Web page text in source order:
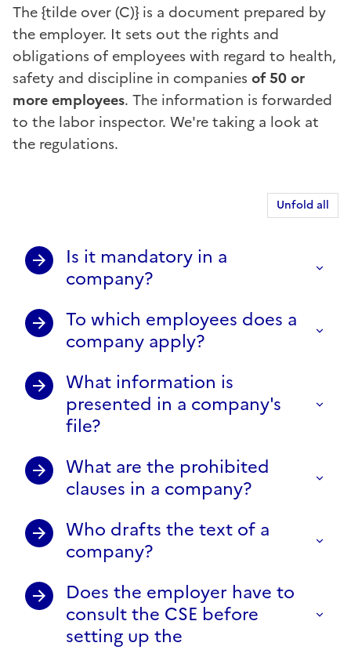
The {tilde over (C)} is a document prepared by
the employer. It sets out the rights and
obligations of employees with regard to health,
safety and discipline in companies of 50 or
more employees. The information is forwarded
to the labor inspector. We're taking a look at
the regulations.
Unfold all
Is it mandatory in a
company?
To which employees does a
company apply?
What information is
presented in a company's
file?
What are the prohibited
clauses in a company?
Who drafts the text of a
company?
Does the employer have to
consult the CSE before
setting up the